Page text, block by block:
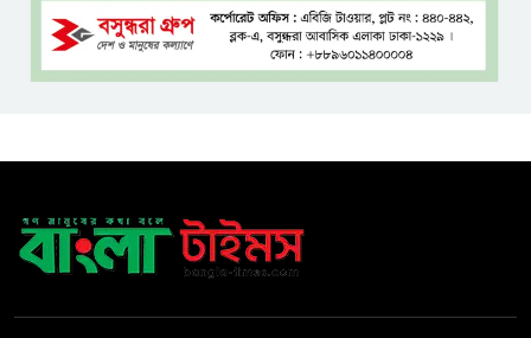
বঙ্গভবনের নতুন বাসিন্দা কি মির্জা
রহমান
নদীদূষণ রোধে সমন্বিত ও কঠোর
পদক্ষেপের নির্দেশ প্রধানমন্ত্রীর